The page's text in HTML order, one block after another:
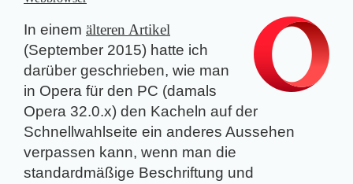
In einem älteren Artikel
(September 2015) hatte ich
darüber geschrieben, wie man
in Opera für den PC (damals
Opera 32.0.x) den Kacheln auf der
Schnellwahlseite ein anderes Aussehen
verpassen kann, wenn man die
standardmäßige Beschriftung und